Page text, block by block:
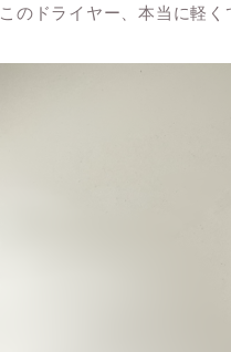
このドライヤー、本当に軽く